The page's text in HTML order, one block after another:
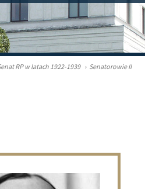
RP w latach 1922-1939 › Senatorowie II